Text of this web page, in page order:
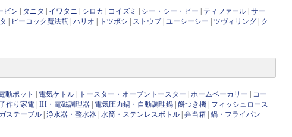
ビン タニタ イワタニ シロカ コイズミ シー・シー・ピー ティファール |サー
ピーコック魔法瓶 |ハリオ トツボシ ストウブ |ユーシーシー ツヴィリング
ク
動ポット 電気ケトル トースター・オーブントースター |ホームベーカリー
コー
作り家電 |IH・電磁調理器 電気圧力鍋・自動調理鍋 |餅つき機
フィッシュロース
ステーブル |浄水器・整水器 |水筒・ステンレスボトル |弁当箱 |鍋・フライパン